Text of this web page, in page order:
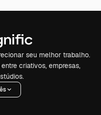
seu melhor trabalho.
criativos, empresas,